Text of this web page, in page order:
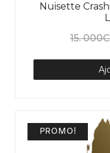
Nuisette
15. 000
PROMO!